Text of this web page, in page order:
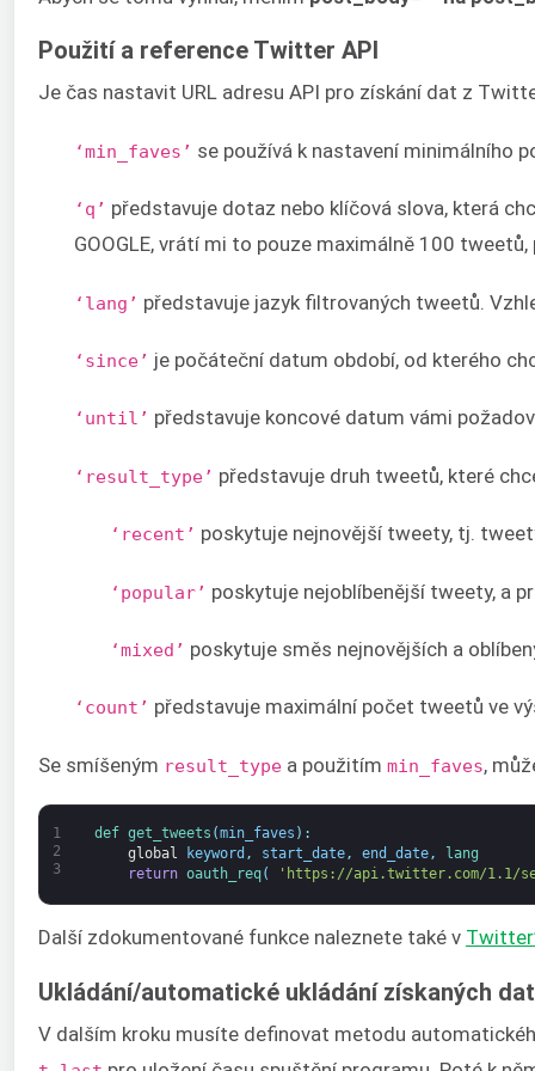
Použití a reference Twitter API
Je čas nastavit URL adresu API pro získání dat z
‘min_faves’ se používá k nastavení minimálního
‘q’ představuje dotaz nebo klíčová slova, která
GOOGLE, vrátí mi to pouze maximálně 100
‘lang’ představuje jazyk filtrovaných tweetů.
‘since’ je počáteční datum období, od kterého
‘until’ představuje koncové datum vámi
‘result_type’ představuje druh tweetů, které
‘recent’ poskytuje nejnovější tweety, tj.
‘popular’ poskytuje nejoblíbenější tweety, a
‘mixed’ poskytuje směs nejnovějších a
‘count’ představuje maximální počet tweetů ve
Se smíšeným result_type a použitím min_faves,
1
2
3
def get_tweets (min_faves ) :
global
keyword , start_date, end_date,
lang
return oauth_req( 'https://api.twitter.com/1.1/
Další zdokumentované funkce naleznete také v
Ukládání/automatické ukládání získaných
V dalším kroku musíte definovat metodu